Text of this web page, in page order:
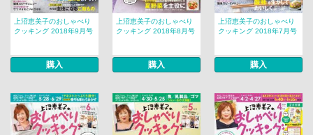
上沼恵美子のおしゃべり
クッキング 2018年9月号
購入
上沼恵美子のおしゃべり
クッキング 2018年8月号
購入
上沼恵美子のおしゃべり
クッキング 2018年7月号
購入